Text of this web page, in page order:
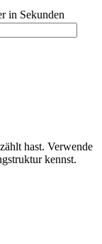
in Sekunden
hast. Verwende
kennst.